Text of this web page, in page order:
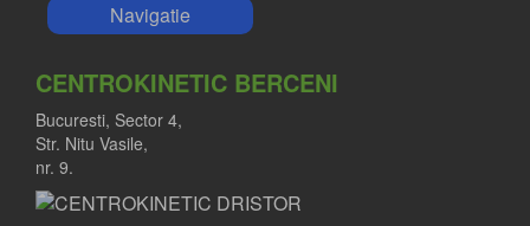
Navigatie
CENTROKINETIC BERCENI
Bucuresti, Sector 4,
Str. Nitu Vasile,
nr. 9.